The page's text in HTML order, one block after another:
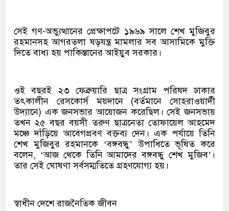
সেই গণ-অভ্যুত্থানের প্রেক্ষাপটে ১৯৬৯ সালে শেখ মুজিবুর
রহমানসহ আগরতলা ষড়যন্ত্র মামলার সব আসামিকে মুক্তি
দিতে বাধ্য হয় পাকিস্তানের আইয়ুব সরকার।
ওই বছরই ২৩ ফেব্রুয়ারি ছাত্র সংগ্রাম পরিষদ ঢাকার
তৎকালীন রেসকোর্স ময়দানে (বর্তমানে সোহরাওয়ার্দী
উদ্যানে) এক জনসভার আয়োজন করেছিল। সেই জনসভায়
তখন ২৫ বছর বয়সী তরুণ ছাত্রনেতা তোফায়েল আহমেদ
মঞ্চে দাঁড়িয়ে আবেগপ্রবণ বক্তব্য দেন। এক পর্যায়ে তিনি
শেখ মুজিবুর রহমানকে ‘বঙ্গবন্ধু’ উপাধিতে ভূষিত করে
বলেন, ‘আজ থেকে তিনি আমাদের বঙ্গবন্ধু শেখ মুজিব’।
তার সেই ঘোষণা সর্বসম্মতিতে গ্রহণযোগ্য হয়।
স্বাধীন দেশে রাজনৈতিক জীবন